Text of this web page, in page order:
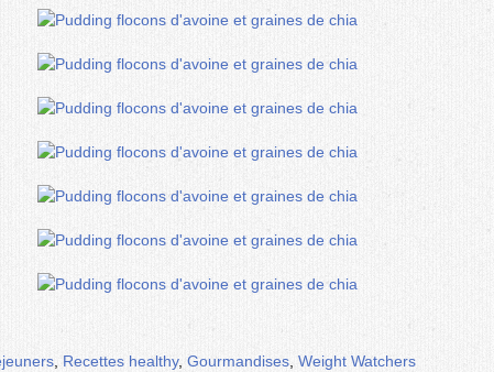
Recettes healthy, Gourmandises Weight Watchers